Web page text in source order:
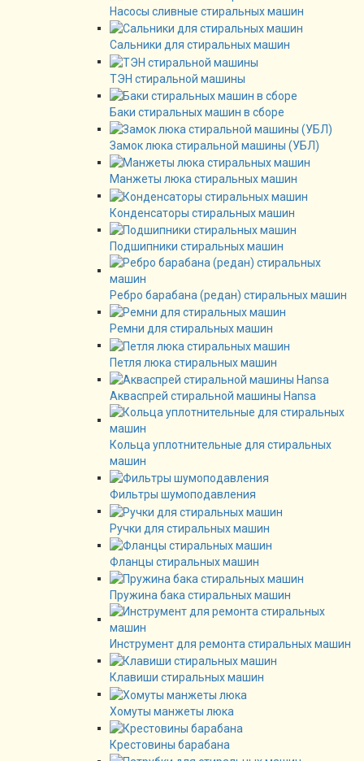
Насосы сливные стиральных машин
Сальники для стиральных машин
ТЭН стиральной машины
Баки стиральных машин в сборе
Замок люка стиральной машины (УБЛ)
Манжеты люка стиральных машин
Конденсаторы стиральных машин
Подшипники стиральных машин
Ребро барабана (редан) стиральных машин
Ремни для стиральных машин
Петля люка стиральных машин
Акваспрей стиральной машины Hansa
Кольца уплотнительные для стиральных
машин
Фильтры шумоподавления
Ручки для стиральных машин
Фланцы стиральных машин
Пружина бака стиральных машин
Инструмент для ремонта стиральных машин
Клавиши стиральных машин
Хомуты манжеты люка
Крестовины барабана